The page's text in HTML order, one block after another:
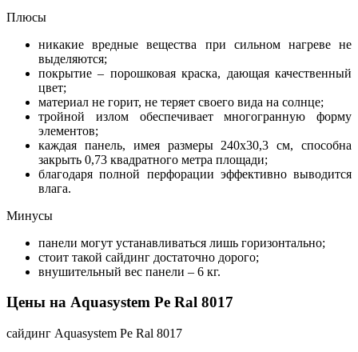
Плюсы
никакие вредные вещества при сильном нагреве не
выделяются;
покрытие – порошковая краска, дающая качественный
цвет;
материал не горит, не теряет своего вида на солнце;
тройной излом обеспечивает многогранную форму
элементов;
каждая панель, имея размеры 240х30,3 см, способна
закрыть 0,73 квадратного метра площади;
благодаря полной перфорации эффективно выводится
влага.
Минусы
панели могут устанавливаться лишь горизонтально;
стоит такой сайдинг достаточно дорого;
внушительный вес панели – 6 кг.
Цены на Aquasystem Pe Ral 8017
сайдинг Aquasystem Pe Ral 8017